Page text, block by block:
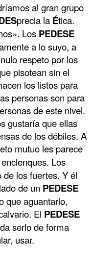
al gran grupo
precia la Ética.
Los PEDESE
a lo suyo, a
respeto por los
pisotean sin el
los listos para
personas son para
de este nivel.
gustaría que ellas
de los débiles. A
mutuo les parece
Los
los fuertes. Y él
de un PEDESE
que aguantarlo,
El PEDESE
serlo de forma
usar.